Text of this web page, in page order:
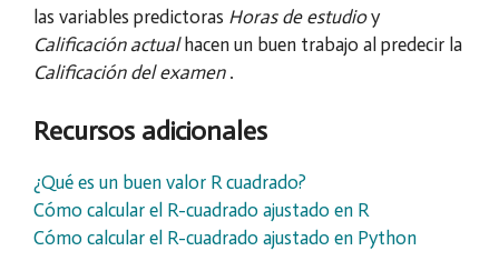
las variables predictoras Horas de estudioy
Calificación actualhacen un buen trabajo al predecir la
Calificación del examen.
Recursos adicionales
¿Qué es un buen valor R cuadrado?
Cómo calcular el R-cuadrado ajustado en R
Cómo calcular el R-cuadrado ajustado en Python